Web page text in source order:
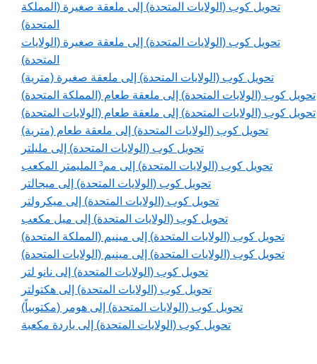
تحويل كوب (الولايات المتحدة) إلى ملعقة صغيرة (المملكة
المتحدة)
تحويل كوب (الولايات المتحدة) إلى ملعقة صغيرة (الولايات
المتحدة)
تحويل كوب (الولايات المتحدة) إلى ملعقة صغيرة (مترية)
تحويل كوب (الولايات المتحدة) إلى ملعقة طعام (المملكة المتحدة)
تحويل كوب (الولايات المتحدة) إلى ملعقة طعام (الولايات المتحدة)
تحويل كوب (الولايات المتحدة) إلى ملعقة طعام (مترية)
تحويل كوب (الولايات المتحدة) إلى مليلتر
تحويل كوب (الولايات المتحدة) إلى مم³ المليمتر المكعب
تحويل كوب (الولايات المتحدة) إلى ميجالتر
تحويل كوب (الولايات المتحدة) إلى ميكرولتر
تحويل كوب (الولايات المتحدة) إلى ميل مكعب
تحويل كوب (الولايات المتحدة) إلى مينيم (المملكة المتحدة)
تحويل كوب (الولايات المتحدة) إلى مينيم (الولايات المتحدة)
تحويل كوب (الولايات المتحدة) إلى نانو لتر
تحويل كوب (الولايات المتحدة) إلى هكتولتر
تحويل كوب (الولايات المتحدة) إلى هومر (مكتوبياً)
تحويل كوب (الولايات المتحدة) إلى ياردة مكعبة